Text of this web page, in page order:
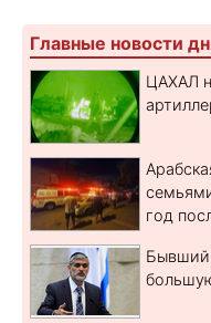
Главные новости
ЦАХАЛ
год
Бывший